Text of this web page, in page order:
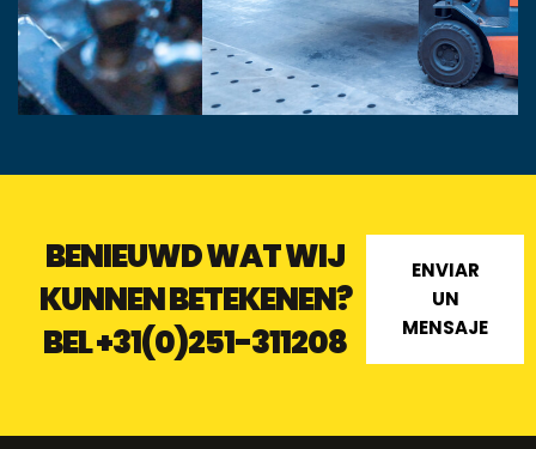
BENIEUWD WAT WIJ
KUNNEN BETEKENEN?
BEL+31(0)251-311208
ENVIAR
UN
MENSAJE